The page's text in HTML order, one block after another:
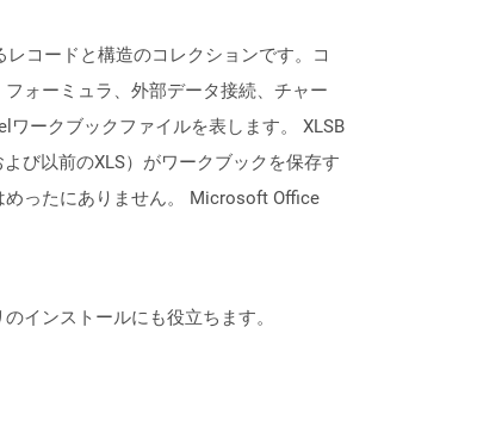
コードと構造のコレクションです。コ
ォーミュラ、外部データ接続、チャー
ワークブックファイルを表します。 XLSB
び以前のXLS）がワークブックを保存す
ったにありません。 Microsoft Office
インストールにも役立ちます。